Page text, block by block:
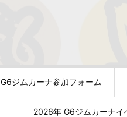
G6ジムカーナ参加フォーム
2026年 G6ジムカーナイ